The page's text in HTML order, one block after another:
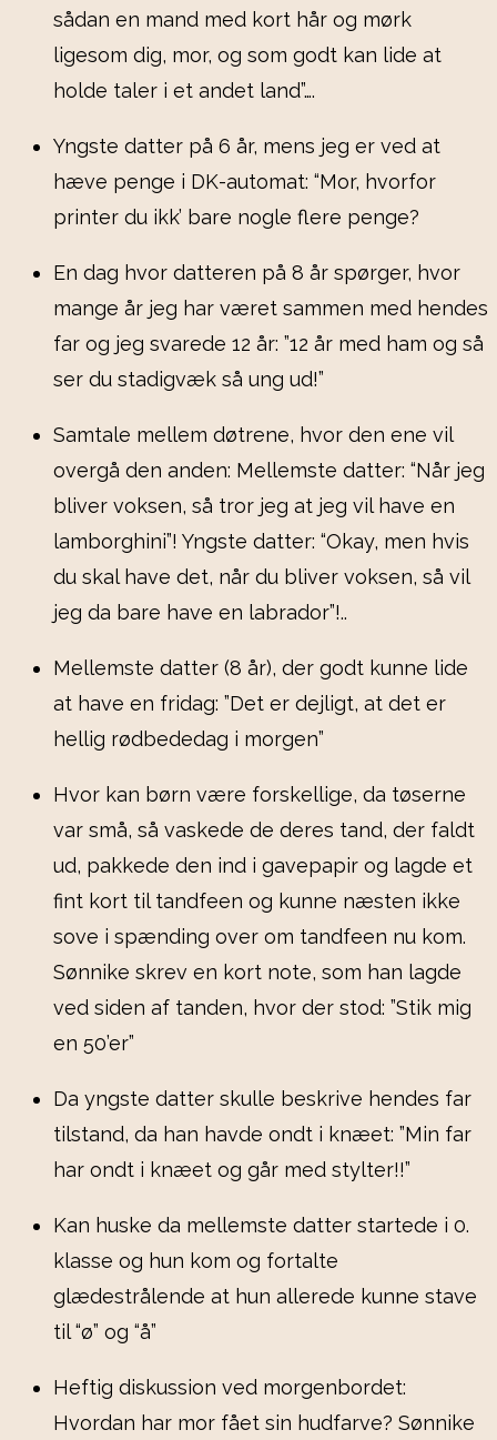
sådan en mand med kort hår og mørk
ligesom dig, mor, og som godt kan lide at
holde taler i et andet land”….
Yngste datter på 6 år, mens jeg er ved at
hæve penge i DK-automat: “Mor, hvorfor
printer du ikk’ bare nogle flere penge?
En dag hvor datteren på 8 år spørger, hvor
mange år jeg har været sammen med hendes
far og jeg svarede 12 år: ”12 år med ham og så
ser du stadigvæk så ung ud!”
Samtale mellem døtrene, hvor den ene vil
overgå den anden: Mellemste datter: “Når jeg
bliver voksen, så tror jeg at jeg vil have en
lamborghini”! Yngste datter: “Okay, men hvis
du skal have det, når du bliver voksen, så vil
jeg da bare have en labrador”!..
Mellemste datter (8 år), der godt kunne lide
at have en fridag: ”Det er dejligt, at det er
hellig rødbededag i morgen”
Hvor kan børn være forskellige, da tøserne
var små, så vaskede de deres tand, der faldt
ud, pakkede den ind i gavepapir og lagde et
fint kort til tandfeen og kunne næsten ikke
sove i spænding over om tandfeen nu kom.
Sønnike skrev en kort note, som han lagde
ved siden af tanden, hvor der stod: ”Stik mig
en 50’er”
Da yngste datter skulle beskrive hendes far
tilstand, da han havde ondt i knæet: ”Min far
har ondt i knæet og går med stylter!!”
Kan huske da mellemste datter startede i 0.
klasse og hun kom og fortalte
glædestrålende at hun allerede kunne stave
til “ø” og “å”
Heftig diskussion ved morgenbordet:
Hvordan har mor fået sin hudfarve? Sønnike